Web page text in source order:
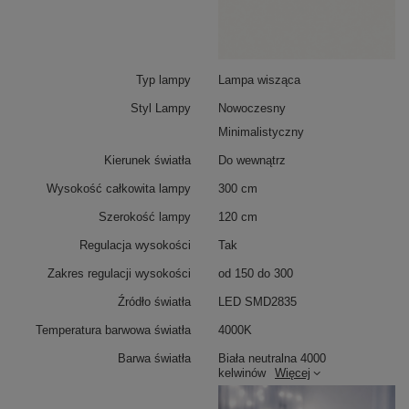
Typ lampy Lampa wisząca
Styl Lampy
Nowoczesny
Minimalistyczny
Kierunek światła Do wewnątrz
Wysokość całkowita lampy 300 cm
Szerokość lampy 120 cm
Regulacja wysokości Tak
Zakres regulacji wysokości od 150 do 300
Źródło światła LED SMD2835
Temperatura barwowa światła 4000K
Barwa światła
Biała neutralna 4000
kelwinów
Więcej